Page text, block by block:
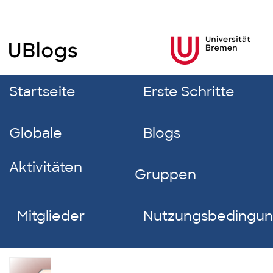
Startseite Erste Schritte
Globale
Aktivitäten
Blogs
Gruppen
Mitglieder